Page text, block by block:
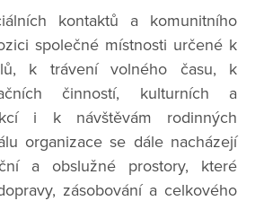
kontaktů a komunitního
společné místnosti určené k
k trávení volného času, k
činností, kulturních a
i k návštěvám rodinných
organizace se dále nacházejí
a obslužné prostory, které
zásobování a celkového